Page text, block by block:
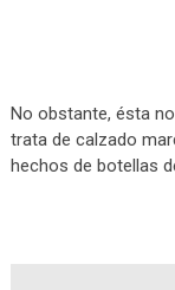
No obstante, ésta
trata de calzado
hechos de botellas